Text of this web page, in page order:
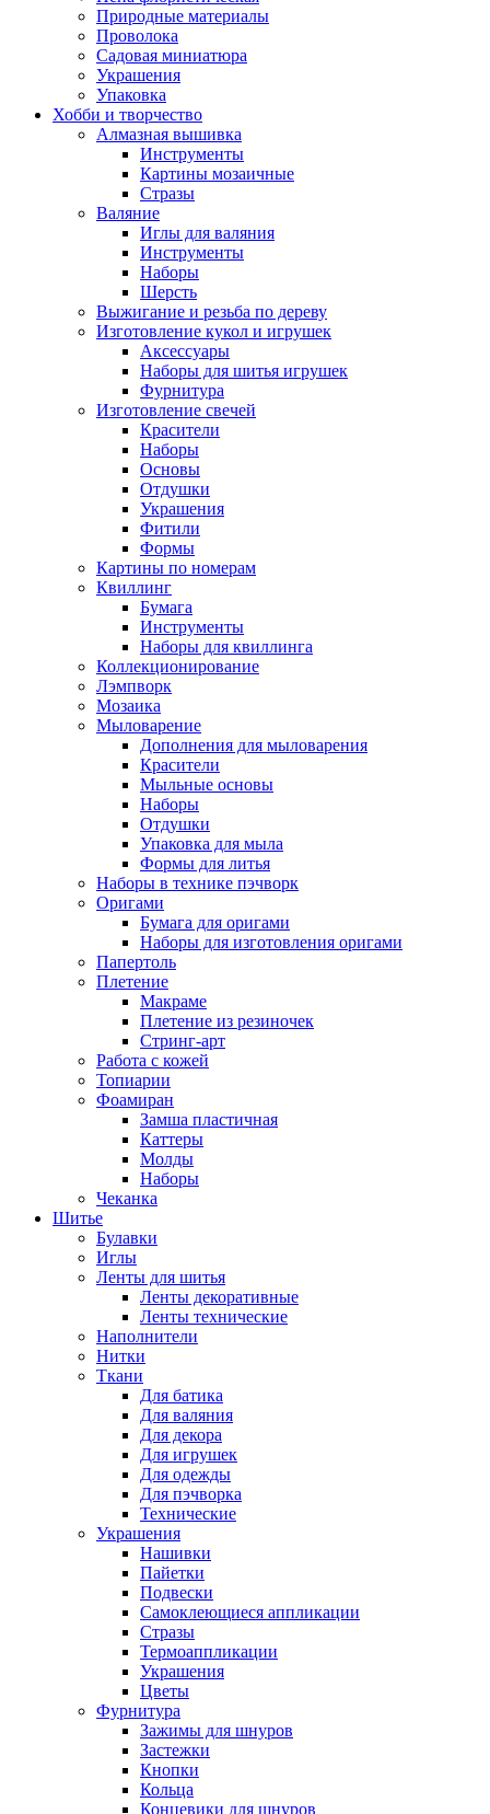
Природные материалы
Проволока
Садовая миниатюра
Украшения
Упаковка
Хобби и творчество
Алмазная вышивка
Инструменты
Картины мозаичные
Стразы
Валяние
Иглы для валяния
Инструменты
Наборы
Шерсть
Выжигание и резьба по дереву
Изготовление кукол и игрушек
Аксессуары
Наборы для шитья игрушек
Фурнитура
Изготовление свечей
Красители
Наборы
Основы
Отдушки
Украшения
Фитили
Формы
Картины по номерам
Квиллинг
Бумага
Инструменты
Наборы для квиллинга
Коллекционирование
Лэмпворк
Мозаика
Мыловарение
Дополнения для мыловарения
Красители
Мыльные основы
Наборы
Отдушки
Упаковка для мыла
Формы для литья
Наборы в технике пэчворк
Оригами
Бумага для оригами
Наборы для изготовления оригами
Папертоль
Плетение
Макраме
Плетение из резиночек
Стринг-арт
Работа с кожей
Топиарии
Фоамиран
Замша пластичная
Каттеры
Молды
Наборы
Чеканка
Шитье
Булавки
Иглы
Ленты для шитья
Ленты декоративные
Ленты технические
Наполнители
Нитки
Ткани
Для батика
Для валяния
Для декора
Для игрушек
Для одежды
Для пэчворка
Технические
Украшения
Нашивки
Пайетки
Подвески
Самоклеющиеся аппликации
Стразы
Термоаппликации
Украшения
Цветы
Фурнитура
Зажимы для шнуров
Застежки
Кнопки
Кольца
Концевики для шнуров